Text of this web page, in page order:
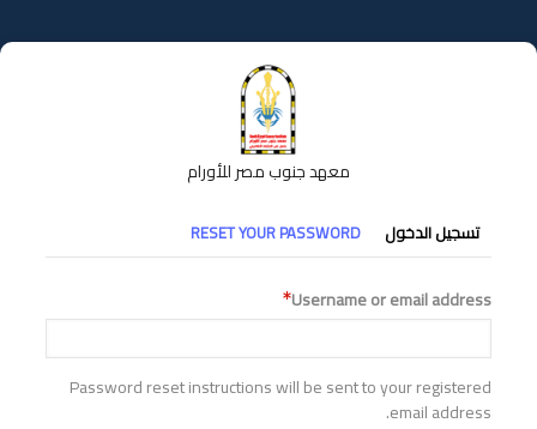
إلى
المحتوى
معهد جنوب مصر للأورام
التبويبات
الأساسية
تسجيل الدخول RESET YOUR PASSWORD
Username or email address
Password reset instructions will be sent to your registered
email address.